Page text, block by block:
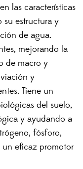
las características
su estructura y
de agua.
mejorando la
de macro y
y
Tiene un
del suelo,
y ayudando a
fósforo,
eficaz promotor